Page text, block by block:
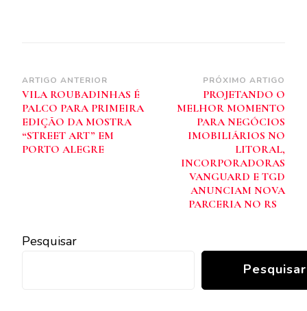
Navegação
de
post
ARTIGO ANTERIOR
VILA ROUBADINHAS É
PALCO PARA PRIMEIRA
EDIÇÃO DA MOSTRA
“STREET ART” EM
PORTO ALEGRE
PRÓXIMO ARTIGO
PROJETANDO O
MELHOR MOMENTO
PARA NEGÓCIOS
IMOBILIÁRIOS NO
LITORAL,
INCORPORADORAS
VANGUARD E TGD
ANUNCIAM NOVA
PARCERIA NO RS
Pesquisar
Pesquisar